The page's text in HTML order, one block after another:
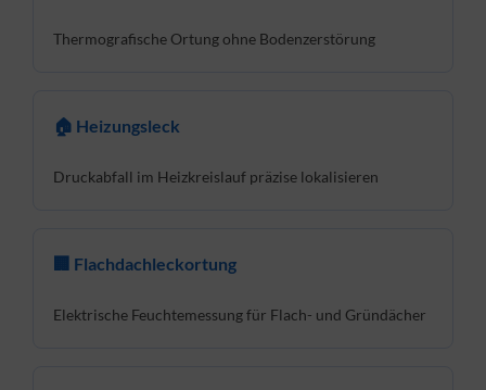
Thermografische Ortung ohne Bodenzerstörung
🏠 Heizungsleck
Druckabfall im Heizkreislauf präzise lokalisieren
🏢 Flachdachleckortung
Elektrische Feuchtemessung für Flach- und Gründächer